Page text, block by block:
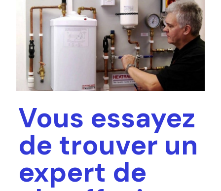
Vous essayez
de trouver un
expert de